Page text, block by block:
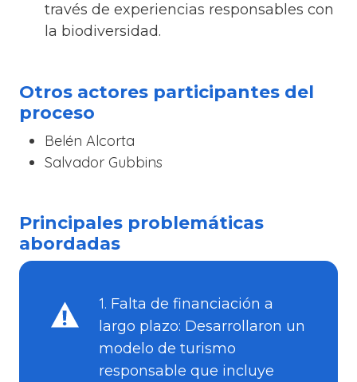
través de experiencias responsables con
la biodiversidad.
Otros actores participantes del
proceso
Belén Alcorta
Salvador Gubbins
Principales problemáticas
abordadas
Falta de financiación a
largo plazo: Desarrollaron un
modelo de turismo
responsable que incluye